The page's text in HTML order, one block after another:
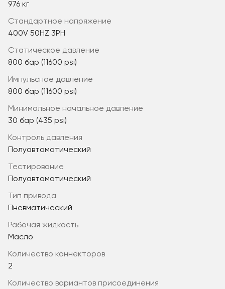
976 кг
стандартное напряжение
400V 50HZ 3PH
статическое давление
800 бар (11600 psi)
импульсное давление
800 бар (11600 psi)
минимальное начальное давление
30 бар (435 psi)
контроль давления
Полуавтоматический
тестирование
Полуавтоматический
тип привода
Пневматический
рабочая жидкость
Масло
количество коннекторов
2
количество вариантов присоединения